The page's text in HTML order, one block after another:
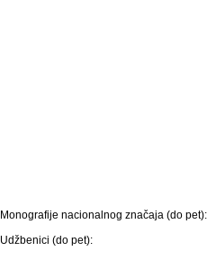
Monografije nacionalnog značaja (do pet):
Udžbenici (do pet):